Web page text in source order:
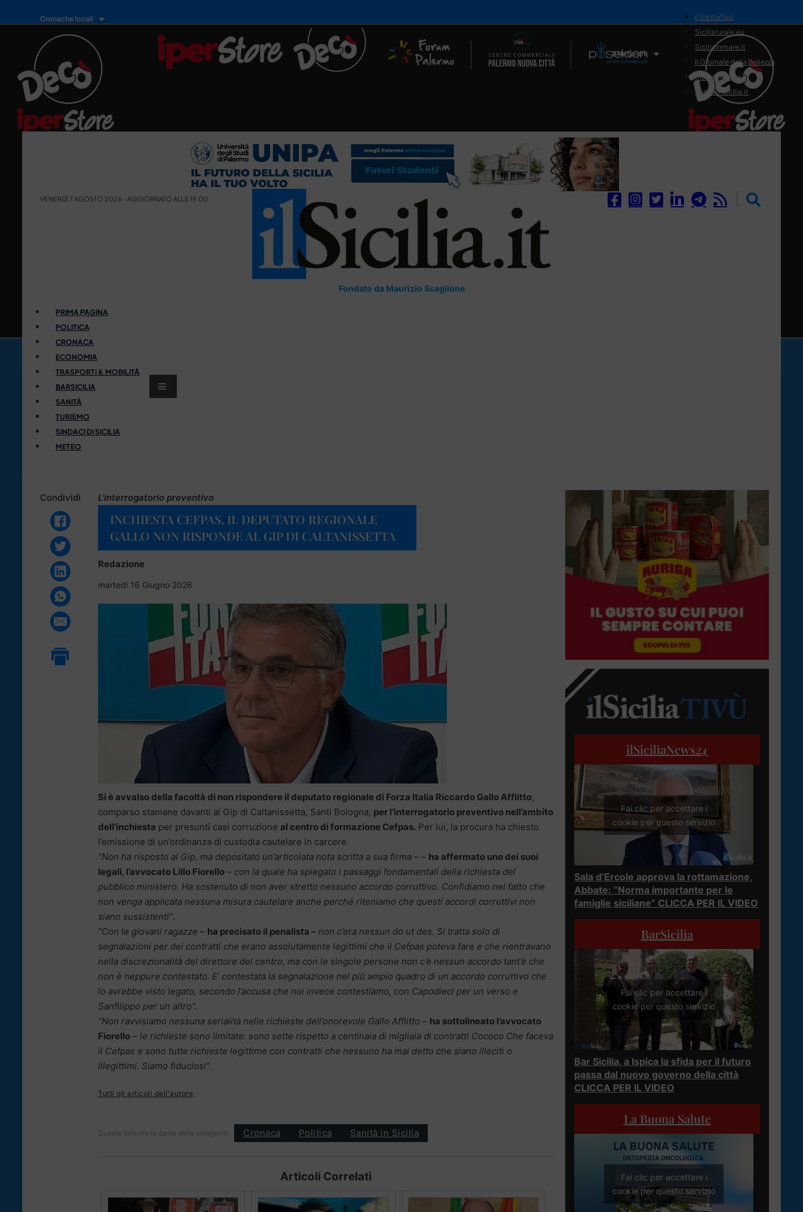
Cronache locali
Il Network
il SiciliaTivù
Siciliarurale.eu
Siciliammare.it
Il Giornale della Bellezza
Siciliamedica.it
Sanitainsicilia.it
VENERDÌ 7 AGOSTO 2026 - AGGIORNATO ALLE 19:00
Fondato da Maurizio Scaglione
PRIMA PAGINA
POLITICA
CRONACA
ECONOMIA
TRASPORTI & MOBILITÀ
BARSICILIA
SANITÀ
TURISMO
SINDACI DI SICILIA
METEO
Condividi L'interrogatorio preventivo
INCHIESTA CEFPAS, IL DEPUTATO REGIONALE
GALLO NON RISPONDE AL GIP DI CALTANISSETTA
Redazione
martedì 16 Giugno 2026
Si è avvalso della facoltà di non rispondere il deputato regionale di Forza Italia Riccardo Gallo Afflitto,
comparso stamane davanti al Gip di Caltanissetta, Santi Bologna, per l’interrogatorio preventivo nell’ambito
dell’inchiesta per presunti casi corruzione al centro di formazione Cefpas. Per lui, la procura ha chiesto
l’emissione di un’ordinanza di custodia cautelare in carcere.
“Non ha risposto al Gip, ma depositato un’articolata nota scritta a sua firma – – ha affermato uno dei suoi
legali, l’avvocato Lillo Fiorello – con la quale ha spiegato i passaggi fondamentali della richiesta del
pubblico ministero. Ha sostenuto di non aver stretto nessuno accordo corruttivo. Confidiamo nel fatto che
non venga applicata nessuna misura cautelare anche perché riteniamo che questi accordi corruttivi non
siano sussistenti”.
“Con le giovani ragazze – ha precisato il penalista – non c’era nessun do ut des. Si tratta solo di
segnalazioni per dei contratti che erano assolutamente legittimi che il Cefpas poteva fare e che rientravano
nella discrezionalità del direttore del centro, ma con le singole persone non c’è nessun accordo tant’è che
non è neppure contestato. E’ contestata la segnalazione nel più ampio quadro di un accordo corruttivo che
lo avrebbe visto legato, secondo l’accusa che noi invece contestiamo, con Capodieci per un verso e
Sanfilippo per un altro”.
“Non ravvisiamo nessuna serialità nelle richieste dell’onorevole Gallo Afflitto – ha sottolineato l’avvocato
Fiorello – le richieste sono limitate: sono sette rispetto a centinaia di migliaia di contratti Cococo Che faceva
il Cefpas e sono tutte richieste legittime con contratti che nessuno ha mai detto che siano illeciti o
illegittimi. Siamo fiduciosi”.
Tutti gli articoli dell'autore
Questo articolo fa parte delle categorie: Cronaca Politica Sanità in Sicilia
Articoli Correlati
ilSiciliaNews24
Fai clic per accettare i
cookie per questo servizio
Sala d’Ercole approva la rottamazione,
Abbate: “Norma importante per le
famiglie siciliane” CLICCA PER IL VIDEO
BarSicilia
Fai clic per accettare i
cookie per questo servizio
Bar Sicilia, a Ispica la sfida per il futuro
passa dal nuovo governo della città
CLICCA PER IL VIDEO
La Buona Salute
Fai clic per accettare i
cookie per questo servizio